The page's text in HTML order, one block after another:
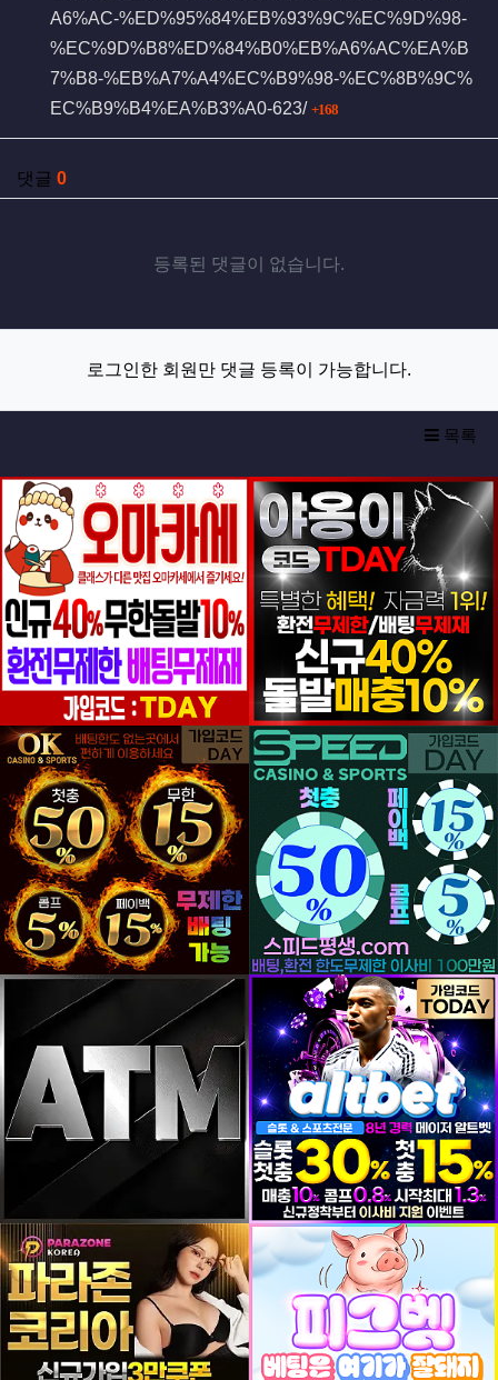
A6%AC-%ED%95%84%EB%93%9C%EC%9D%98-
%EC%9D%B8%ED%84%B0%EB%A6%AC%EA%B
7%B8-%EB%A7%A4%EC%B9%98-%EC%8B%9C%
EC%B9%B4%EA%B3%A0-623/
168회 연결
댓글 0
등록된 댓글이 없습니다.
로그인한 회원만 댓글 등록이 가능합니다.
목록
등록일 등록일
등록일 등록일
등록일 등록일